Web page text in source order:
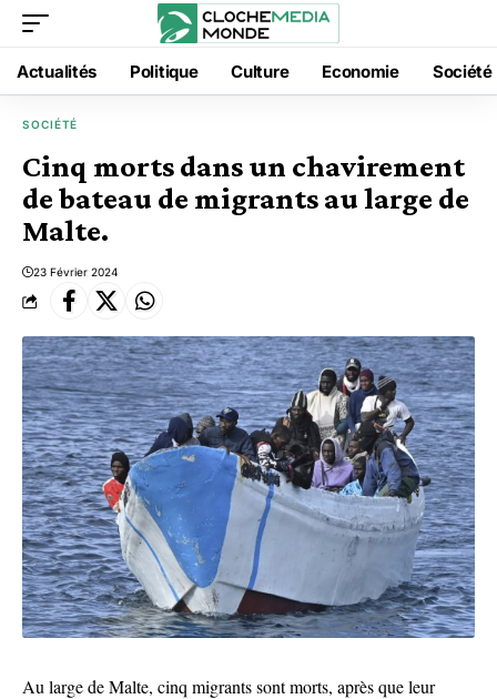
Actualités Politique Culture Economie Société
SOCIÉTÉ
Cinq morts dans un chavirement
de bateau de migrants au large de
Malte.
23 Février 2024
Au large de Malte, cinq migrants sont morts, après que leur